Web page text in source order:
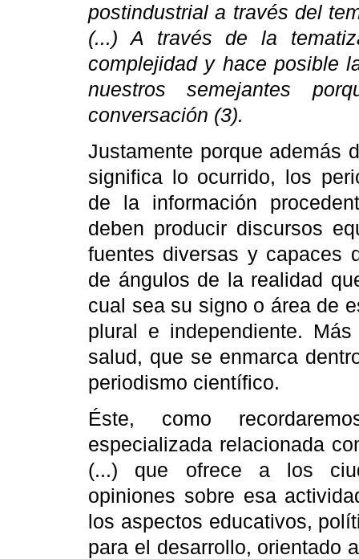
postindustrial a través del
(...) A través de la
complejidad y hace posible
nuestros semejantes
conversación (3).
Justamente porque además
significa lo ocurrido, los
de la información
deben producir discursos
fuentes diversas y capaces
de ángulos de la realidad
cual sea su signo o área de
plural e independiente.
salud, que se enmarca
periodismo científico.
Éste, como
especializada relacionada
(...) que ofrece a los
opiniones sobre esa
los aspectos educativos,
para el desarrollo, orientado